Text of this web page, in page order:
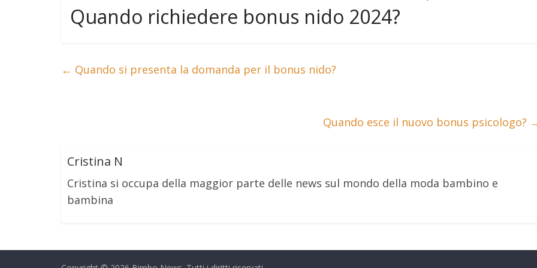
Quando richiedere bonus nido 2024?
← Quando si presenta la domanda per il bonus nido?
Quando esce il nuovo bonus psicologo?
Cristina N
Cristina si occupa della maggior parte delle news sul mondo della moda bambino e
bambina